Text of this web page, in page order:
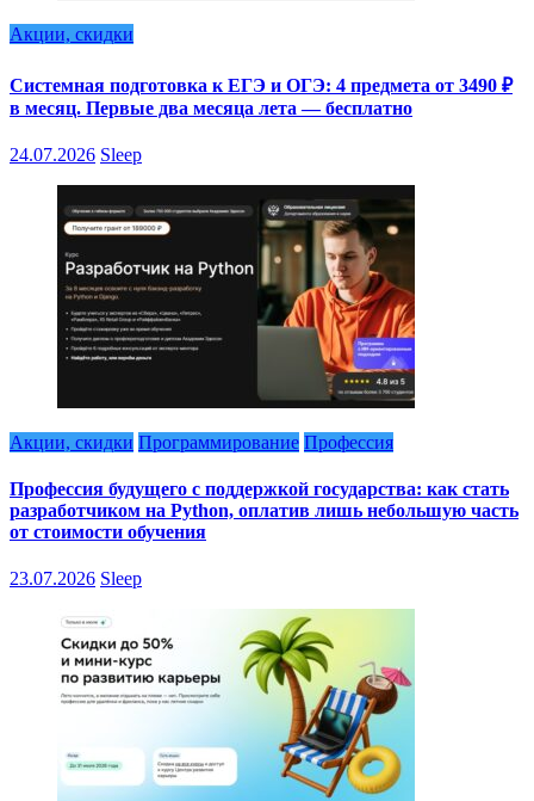
Акции, скидки
Системная подготовка к ЕГЭ и ОГЭ: 4 предмета от 3490 ₽
в месяц. Первые два месяца лета — бесплатно
24.07.2026 Sleep
Акции, скидки Программирование Профессия
Профессия будущего с поддержкой государства: как стать
разработчиком на Python, оплатив лишь небольшую часть
от стоимости обучения
23.07.2026 Sleep